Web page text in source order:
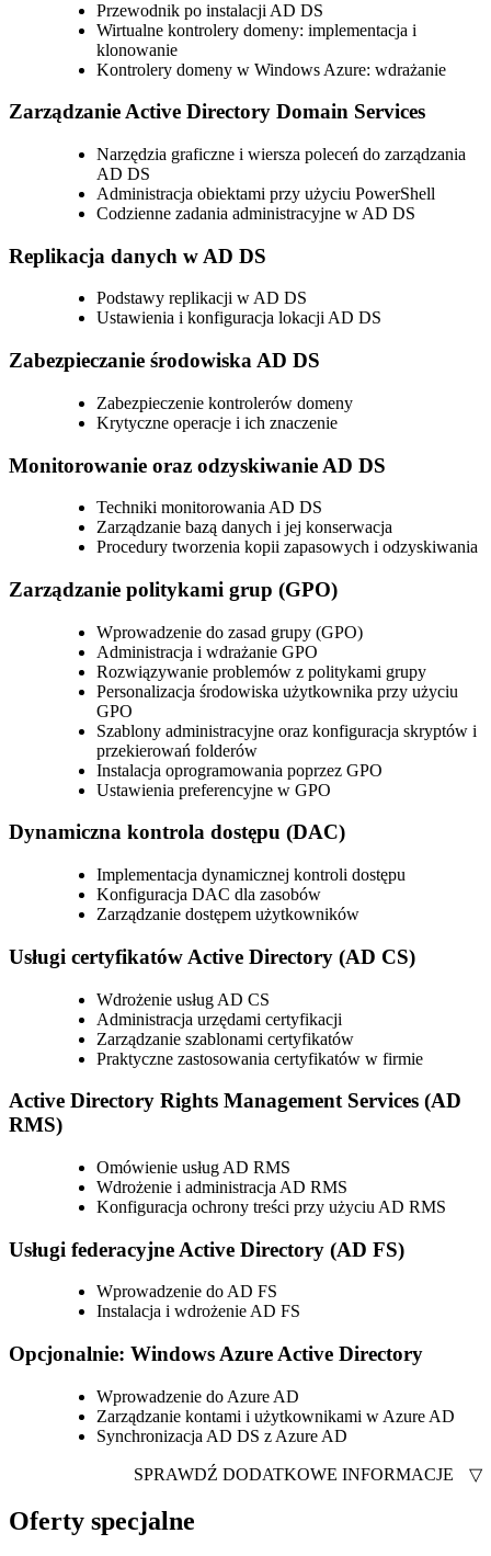
Przewodnik po instalacji AD DS
Wirtualne kontrolery domeny: implementacja i
klonowanie
Kontrolery domeny w Windows Azure: wdrażanie
Zarządzanie Active Directory Domain Services
Narzędzia graficzne i wiersza poleceń do zarządzania
AD DS
Administracja obiektami przy użyciu PowerShell
Codzienne zadania administracyjne w AD DS
Replikacja danych w AD DS
Podstawy replikacji w AD DS
Ustawienia i konfiguracja lokacji AD DS
Zabezpieczanie środowiska AD DS
Zabezpieczenie kontrolerów domeny
Krytyczne operacje i ich znaczenie
Monitorowanie oraz odzyskiwanie AD DS
Techniki monitorowania AD DS
Zarządzanie bazą danych i jej konserwacja
Procedury tworzenia kopii zapasowych i odzyskiwania
Zarządzanie politykami grup (GPO)
Wprowadzenie do zasad grupy (GPO)
Administracja i wdrażanie GPO
Rozwiązywanie problemów z politykami grupy
Personalizacja środowiska użytkownika przy użyciu
GPO
Szablony administracyjne oraz konfiguracja skryptów i
przekierowań folderów
Instalacja oprogramowania poprzez GPO
Ustawienia preferencyjne w GPO
Dynamiczna kontrola dostępu (DAC)
Implementacja dynamicznej kontroli dostępu
Konfiguracja DAC dla zasobów
Zarządzanie dostępem użytkowników
Usługi certyfikatów Active Directory (AD CS)
Wdrożenie usług AD CS
Administracja urzędami certyfikacji
Zarządzanie szablonami certyfikatów
Praktyczne zastosowania certyfikatów w firmie
Active Directory Rights Management Services (AD
RMS)
Omówienie usług AD RMS
Wdrożenie i administracja AD RMS
Konfiguracja ochrony treści przy użyciu AD RMS
Usługi federacyjne Active Directory (AD FS)
Wprowadzenie do AD FS
Instalacja i wdrożenie AD FS
Opcjonalnie: Windows Azure Active Directory
Wprowadzenie do Azure AD
Zarządzanie kontami i użytkownikami w Azure AD
Synchronizacja AD DS z Azure AD
SPRAWDŹ DODATKOWE INFORMACJE ▽
Oferty specjalne